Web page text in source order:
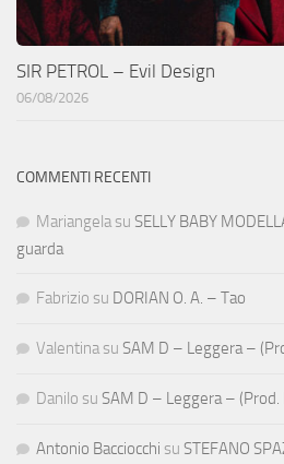
SIR PETROL – Evil Design
06/08/2026
COMMENTI RECENTI
Mariangela su SELLY BABY
guarda
Fabrizio su DORIAN O. A. – Tao
Valentina su SAM D – Leggera –
Danilo su SAM D – Leggera – (Prod.
Antonio Bacciocchi su STEFANO